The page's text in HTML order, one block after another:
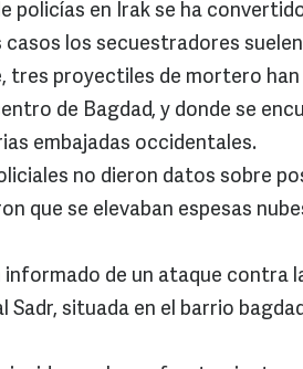
policías en Irak se ha
casos los secuestradores
tres proyectiles de mortero han
de Bagdad, y donde se
embajadas occidentales.
no dieron datos sobre
que se elevaban espesas
informado de un ataque contra
Sadr, situada en el barrio